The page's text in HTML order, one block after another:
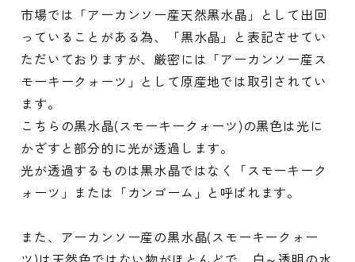
市場では「アーカンソー産天然黒水晶」として出回
っていることがある為、「黒水晶」と表記させてい
ただいておりますが、厳密には「アーカンソー産ス
モーキークォーツ」として原産地では取引されてい
ます。
こちらの黒水晶(スモーキークォーツ)の黒色は光に
かざすと部分的に光が透過します。
光が透過するものは黒水晶ではなく「スモーキーク
ォーツ」または「カンゴーム」と呼ばれます。
また、アーカンソー産の黒水晶(スモーキークォー